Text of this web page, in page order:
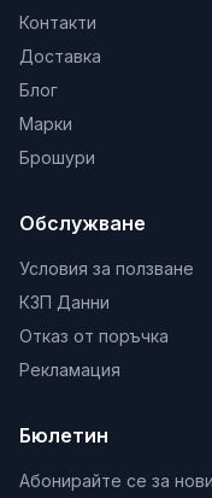
Контакти
Доставка
Блог
Марки
Брошури
Обслужване
Условия за ползване
КЗП Данни
Отказ от поръчка
Рекламация
Бюлетин
Абонирайте се за